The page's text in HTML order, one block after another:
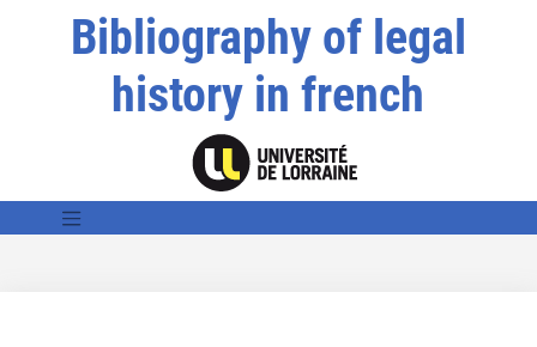
Bibliography of legal
history in french